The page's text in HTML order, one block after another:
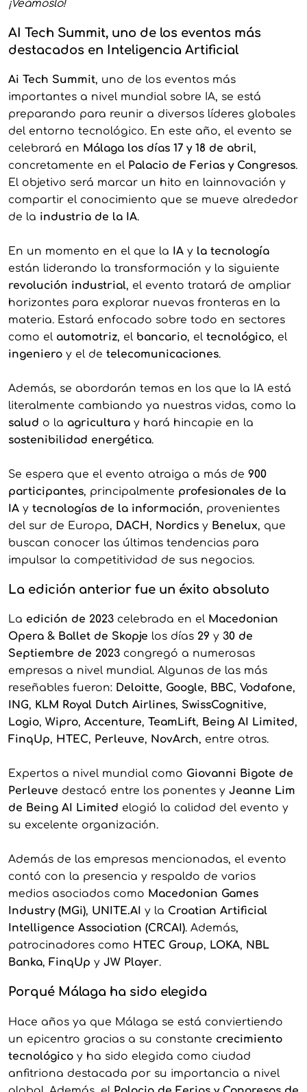
¡Veámoslo!
AI Tech Summit, uno de los eventos más
destacados en Inteligencia Artificial
Ai Tech Summit, uno de los eventos más
importantes a nivel mundial sobre IA, se está
preparando para reunir a diversos líderes globales
del entorno tecnológico. En este año, el evento se
celebrará en Málaga los días 17 y 18 de abril,
concretamente en el Palacio de Ferias y Congresos.
El objetivo será marcar un hito en lainnovación y
compartir el conocimiento que se mueve alrededor
de la industria de la IA.
En un momento en el que la IAy la tecnología
están liderando la transformación y la siguiente
revolución industrial, el evento tratará de ampliar
horizontes para explorar nuevas fronteras en la
materia. Estará enfocado sobre todo en sectores
como el automotriz, el bancario, el tecnológico, el
ingenieroy el de telecomunicaciones.
Además, se abordarán temas en los que la IA está
literalmente cambiando ya nuestras vidas, como la
salud o la agriculturay hará hincapie en la
sostenibilidad energética.
Se espera que el evento atraiga a más de 900
participantes, principalmente profesionales de la
IAy tecnologías de la información, provenientes
del sur de Europa, DACH, Nordicsy Benelux, que
buscan conocer las últimas tendencias para
impulsar la competitividad de sus negocios.
La edición anterior fue un éxito absoluto
La edición de 2023celebrada en el Macedonian
Opera & Ballet de Skopje los días 29 y 30 de
Septiembre de 2023congregó a numerosas
empresas a nivel mundial. Algunas de las más
reseñables fueron: Deloitte, Google, BBC, Vodafone,
ING, KLM Royal Dutch Airlines, SwissCognitive,
Logio, Wipro, Accenture, TeamLift, Being AI Limited,
FinqUp, HTEC, Perleuve, NovArch, entre otras.
Expertos a nivel mundial como Giovanni Bigote de
Perleuve destacó entre los ponentes y Jeanne Lim
de Being AI Limited elogió la calidad del evento y
su excelente organización.
Además de las empresas mencionadas, el evento
contó con la presencia y respaldo de varios
medios asociados como Macedonian Games
Industry (MGi), UNITE.AI y la Croatian Artificial
Intelligence Association (CRCAI). Además,
patrocinadores como HTEC Group, LOKA, NBL
Banka, FinqUp y JW Player.
Porqué Málaga ha sido elegida
Hace años ya que Málaga se está conviertiendo
un epicentro gracias a su constante crecimiento
tecnológicoy ha sido elegida como ciudad
anfitriona destacada por su importancia a nivel